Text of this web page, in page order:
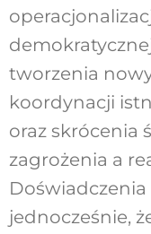
tworzenia
koordynacji
oraz skrócenia
zagrożenia a
jednocześnie,